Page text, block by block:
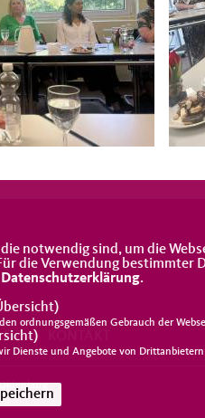
notwendig sind, um die
die Verwendung
Datenschutzerklärung.
)
ordnungsgemäßen Gebrauch der
)
Dienste und Angebote von